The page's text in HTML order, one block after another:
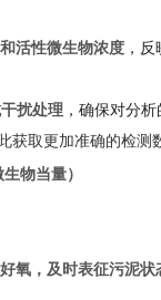
活性微生物浓度 ，
扰处理 ，确保对分
获取更加准确的检测
物当量）
氧，及时表征污泥状